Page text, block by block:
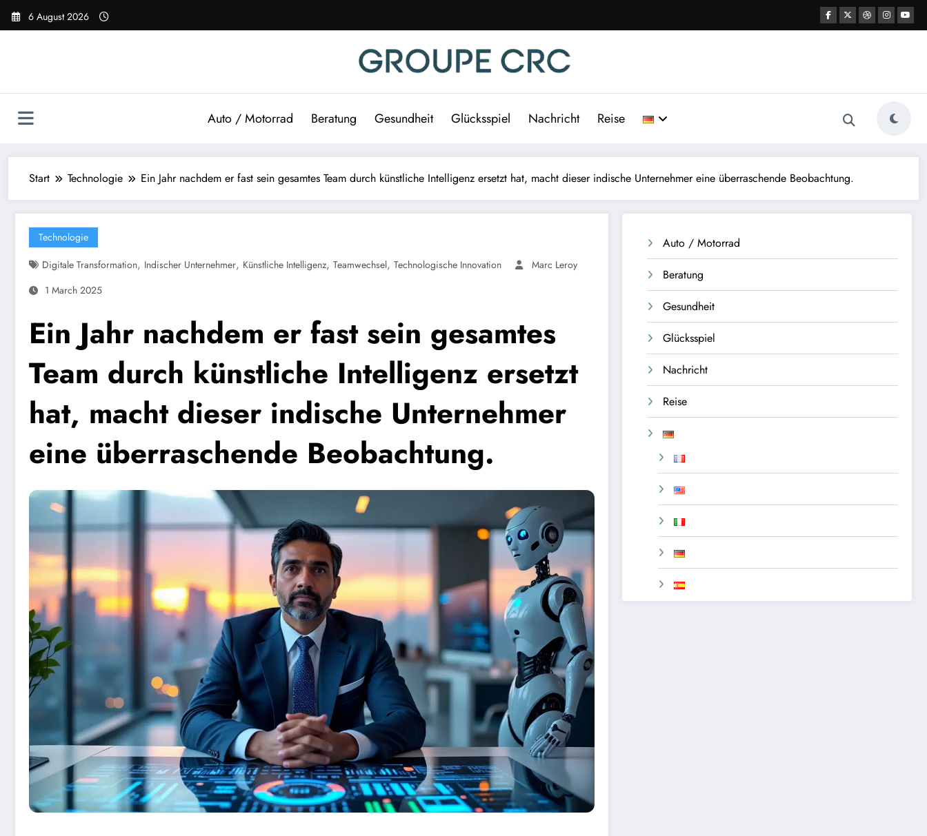
Zum
Inhalt
6 August 2026
Auto / Motorrad Beratung Gesundheit Glücksspiel Nachricht Reise
Start Technologie Ein Jahr nachdem er fast sein gesamtes Team durch künstliche Intelligenz ersetzt hat, macht dieser indische Unternehmer eine überraschende Beobachtung.
Technologie
Digitale Transformation, Indischer Unternehmer, Künstliche Intelligenz, Teamwechsel, Technologische Innovation
Marc Leroy
1 March 2025
Ein Jahr nachdem er fast sein gesamtes
Team durch künstliche Intelligenz ersetzt
hat, macht dieser indische Unternehmer
eine überraschende Beobachtung.
Auto / Motorrad
Beratung
Gesundheit
Glücksspiel
Nachricht
Reise